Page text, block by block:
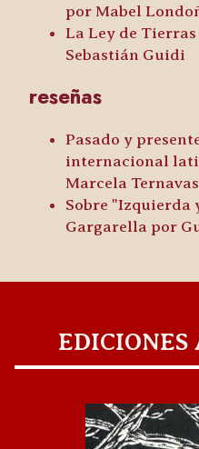
por Mabel
La Ley de
Sebastián Guidi
reseñas
Pasado y
internacional
Marcela
Sobre "Izquierda
Gargarella por
EDICIONES